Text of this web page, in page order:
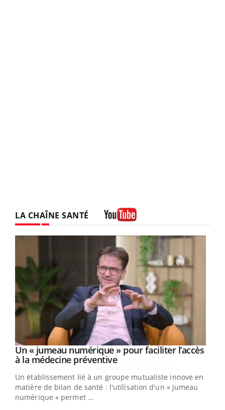
LA CHAÎNE SANTÉ
Youtube
Un « jumeau numérique » pour faciliter l’accès
à la médecine préventiveYoutube
Un établissement lié à un groupe mutualiste innove en
matière de bilan de santé : l'utilisation d'un « jumeau
numérique » permet ...